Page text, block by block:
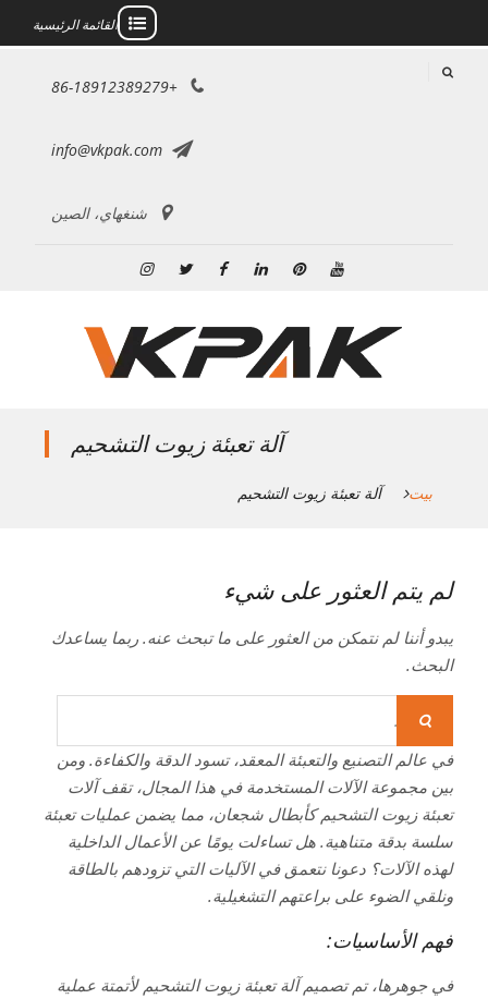
تخطى
القائمة الرئيسية
+86-18912389279
info@vkpak.com
شنغهاي، الصين
آلة تعبئة زيوت التشحيم
بيت آلة تعبئة زيوت التشحيم
لم يتم العثور على شيء
يبدو أننا لم نتمكن من العثور على ما تبحث عنه. ربما يساعدك
البحث.
عن:
في عالم التصنيع والتعبئة المعقد، تسود الدقة والكفاءة. ومن
بين مجموعة الآلات المستخدمة في هذا المجال، تقف آلات
تعبئة زيوت التشحيم كأبطال شجعان، مما يضمن عمليات تعبئة
سلسة بدقة متناهية. هل تساءلت يومًا عن الأعمال الداخلية
لهذه الآلات؟ دعونا نتعمق في الآليات التي تزودهم بالطاقة
ونلقي الضوء على براعتهم التشغيلية.
فهم الأساسيات:
في جوهرها، تم تصميم آلة تعبئة زيوت التشحيم لأتمتة عملية